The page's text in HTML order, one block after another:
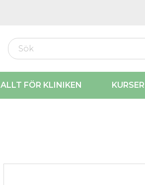
ALLT FÖR KLINIKEN